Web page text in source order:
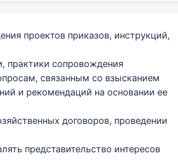
проектов приказов, инструкций,
практики сопровождения
связанным со взысканием
и рекомендаций на основании ее
договоров, проведении
представительство интересов